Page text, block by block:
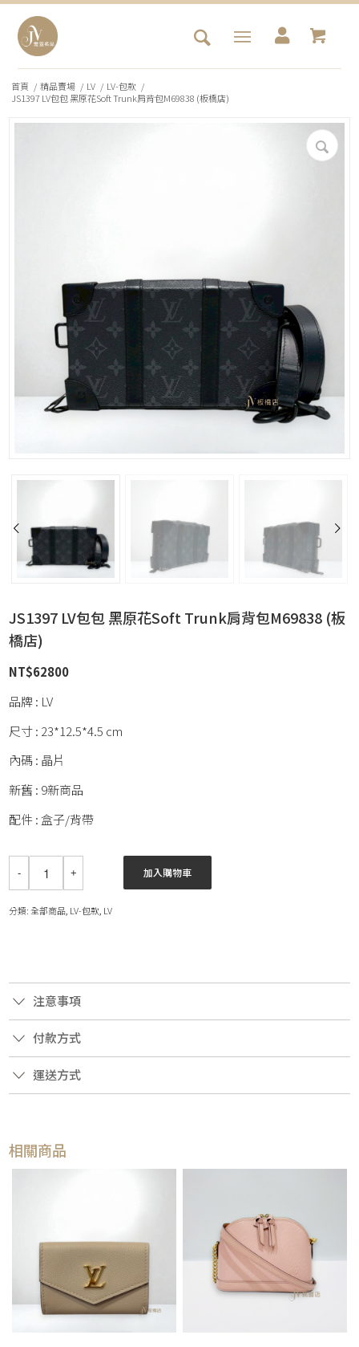
首頁 / 精品賣場 / LV / LV-包款 /
JS1397 LV包包 黑原花Soft Trunk肩背包M69838 (板橋店)
JS1397 LV包包 黑原花Soft Trunk肩背包M69838 (板
橋店)
NT$62800
品牌 : LV
尺寸 : 23*12.5*4.5 cm
內碼 : 晶片
新舊 : 9新商品
配件 : 盒子/背帶
加入購物車
分類:全部商品 LV-包款 LV
注意事項
付款方式
運送方式
相關商品